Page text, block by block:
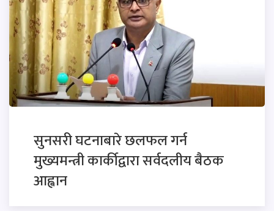
सुनसरी घटनाबारे छलफल गर्न
मुख्यमन्त्री कार्कीद्वारा सर्वदलीय बैठक
आह्वान